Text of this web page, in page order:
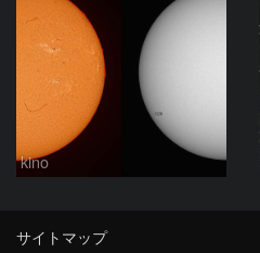
kino
サイトマップ